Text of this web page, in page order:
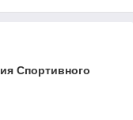
Спортивного